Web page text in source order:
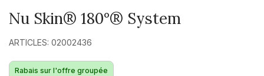
Nu Skin® 180°® System
ARTICLES: 02002436
Rabais sur l'offre groupée